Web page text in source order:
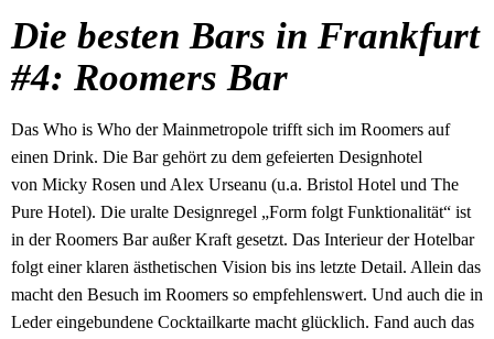
Die besten Bars in Frankfurt
#4: Roomers Bar
Das Who is Who der Mainmetropole trifft sich im Roomers auf
einen Drink. Die Bar gehört zu dem gefeierten Designhotel
von Micky Rosen und Alex Urseanu (u.a. Bristol Hotel und The
Pure Hotel). Die uralte Designregel „Form folgt Funktionalität“ ist
in der Roomers Bar außer Kraft gesetzt. Das Interieur der Hotelbar
folgt einer klaren ästhetischen Vision bis ins letzte Detail. Allein das
macht den Besuch im Roomers so empfehlenswert. Und auch die in
Leder eingebundene Cocktailkarte macht glücklich. Fand auch das